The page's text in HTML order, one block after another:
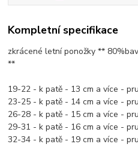
Kompletní specifikace
zkrácené letní ponožky **
**
19-22 - k patě - 13 cm a více -
23-25 - k patě - 14 cm a více -
26-28 - k patě - 15 cm a více -
29-31 - k patě - 16 cm a více -
32-34 - k patě - 19 cm a více -